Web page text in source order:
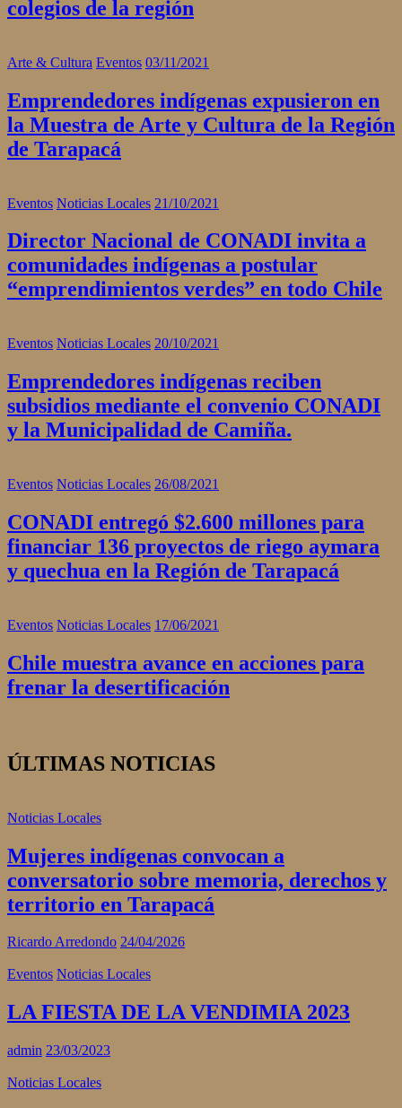
colegios de la región
Arte & Cultura Eventos 03/11/2021
Emprendedores indígenas expusieron en
la Muestra de Arte y Cultura de la Región
de Tarapacá
Eventos Noticias Locales 21/10/2021
Director Nacional de CONADI invita a
comunidades indígenas a postular
“emprendimientos verdes” en todo Chile
Eventos Noticias Locales 20/10/2021
Emprendedores indígenas reciben
subsidios mediante el convenio CONADI
y la Municipalidad de Camiña.
Eventos Noticias Locales 26/08/2021
CONADI entregó $2.600 millones para
financiar 136 proyectos de riego aymara
y quechua en la Región de Tarapacá
Eventos Noticias Locales 17/06/2021
Chile muestra avance en acciones para
frenar la desertificación
ÚLTIMAS NOTICIAS
Noticias Locales
Mujeres indígenas convocan a
conversatorio sobre memoria, derechos y
territorio en Tarapacá
Ricardo Arredondo 24/04/2026
Eventos Noticias Locales
LA FIESTA DE LA VENDIMIA 2023
admin 23/03/2023
Noticias Locales